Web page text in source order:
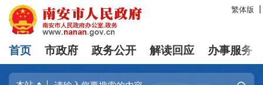
繁体版
首页 市政府 政务公开 解读回应 办事服务